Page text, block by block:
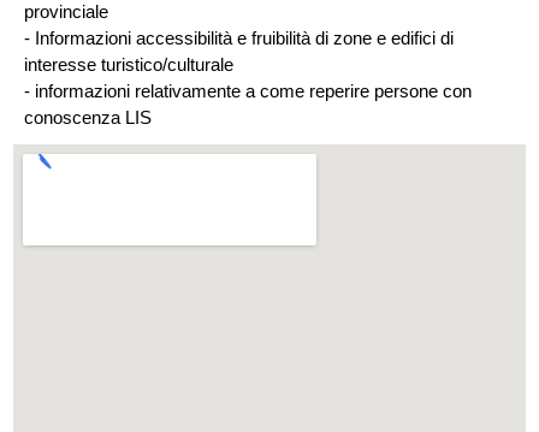
provinciale
- Informazioni accessibilità e fruibilità di zone e edifici di
interesse turistico/culturale
- informazioni relativamente a come reperire persone con
conoscenza LIS